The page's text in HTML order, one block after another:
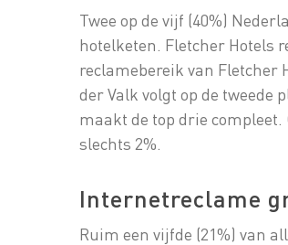
Twee op de vijf (40%)
hotelketen. Fletcher Hotels
reclamebereik van Fletcher
der Valk volgt op de tweede
maakt de top drie
slechts 2%.
Internetreclame
Ruim een vijfde (21%) van